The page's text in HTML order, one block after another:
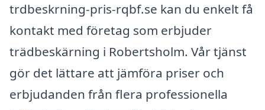
trdbeskrning-pris-rqbf.se kan du enkelt få
kontakt med företag som erbjuder
trädbeskärning i Robertsholm. Vår tjänst
gör det lättare att jämföra priser och
erbjudanden från flera professionella